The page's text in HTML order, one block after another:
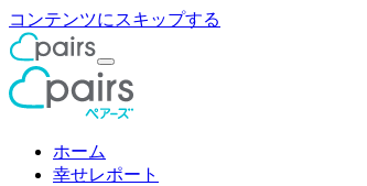
コンテンツにスキップする
ホーム
幸せレポート